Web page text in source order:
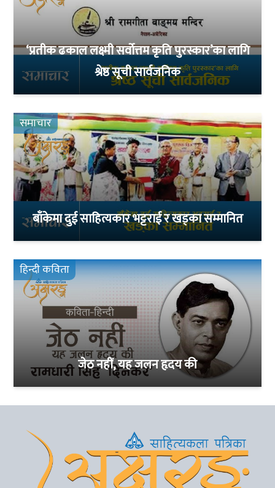
‘प्रतीक ढकाल लक्ष्मी सर्वोत्तम कृति पुरस्कार’का लागि
श्रेष्ठ सूची सार्वजनिक
समाचार
बाँकेमा दुई साहित्यकार भट्टराई र खड्का सम्मानित
हिन्दी कविता
जेठ नहीं, यह जलन हृदय की